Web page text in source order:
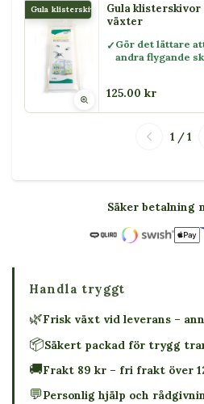
Gula klisterskivor
Gula
växter
Gör det lättare
andra flygande
125.00 kr
1 / 1
Säker betalning
Handla tryggt
🌿Frisk växt vid leverans –
📦Säkert packad för trygg
🚚Frakt 89 kr – fri frakt över
💬Personlig hjälp och